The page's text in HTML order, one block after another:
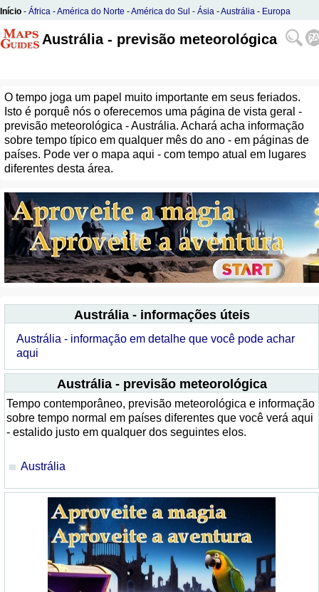
Início - África -América do Norte -América do Sul - Ásia -Austrália - Europa
Austrália - previsão meteorológica
O tempo joga um papel muito importante em seus feriados.
Isto é porquê nós o oferecemos uma página de vista geral -
previsão meteorológica - Austrália. Achará acha informação
sobre tempo típico em qualquer mês do ano - em páginas de
países. Pode ver o mapa aqui - com tempo atual em lugares
diferentes desta área.
Austrália - informações úteis
Austrália - informação em detalhe que você pode achar
aqui
Austrália - previsão meteorológica
Tempo contemporâneo, previsão meteorológica e informação
sobre tempo normal em países diferentes que você verá aqui
- estalido justo em qualquer dos seguintes elos.
Austrália